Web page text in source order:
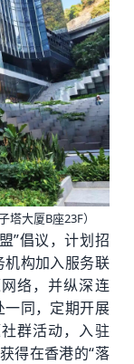
塔大厦B座23F）
”倡议，计划招
构加入服务联
络，并纵深连
同，定期开展
群活动，入驻
得在香港的“落